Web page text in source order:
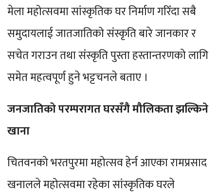
मेला महोत्सवमा सांस्कृतिक घर निर्माण गरिँदा सबै
समुदायलाई जातजातिको संस्कृति बारे जानकार र
सचेत गराउन तथा संस्कृति पुस्ता हस्तान्तरणको लागि
समेत महत्वपूर्ण हुने भट्टचनले बताए ।
जनजातिको परम्परागत घरसँगै मौलिकता झल्किने
खाना
चितवनको भरतपुरमा महोत्सव हेर्न आएका रामप्रसाद
खनालले महोत्सवमा रहेका सांस्कृतिक घरले